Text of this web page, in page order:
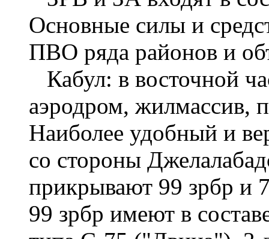
Основные силы и
ПВО ряда районов и
Кабул: в восточной
аэродром, жилмассив,
Наиболее удобный и
со стороны
прикрывают 99 зрбр и
99 зрбр имеют в